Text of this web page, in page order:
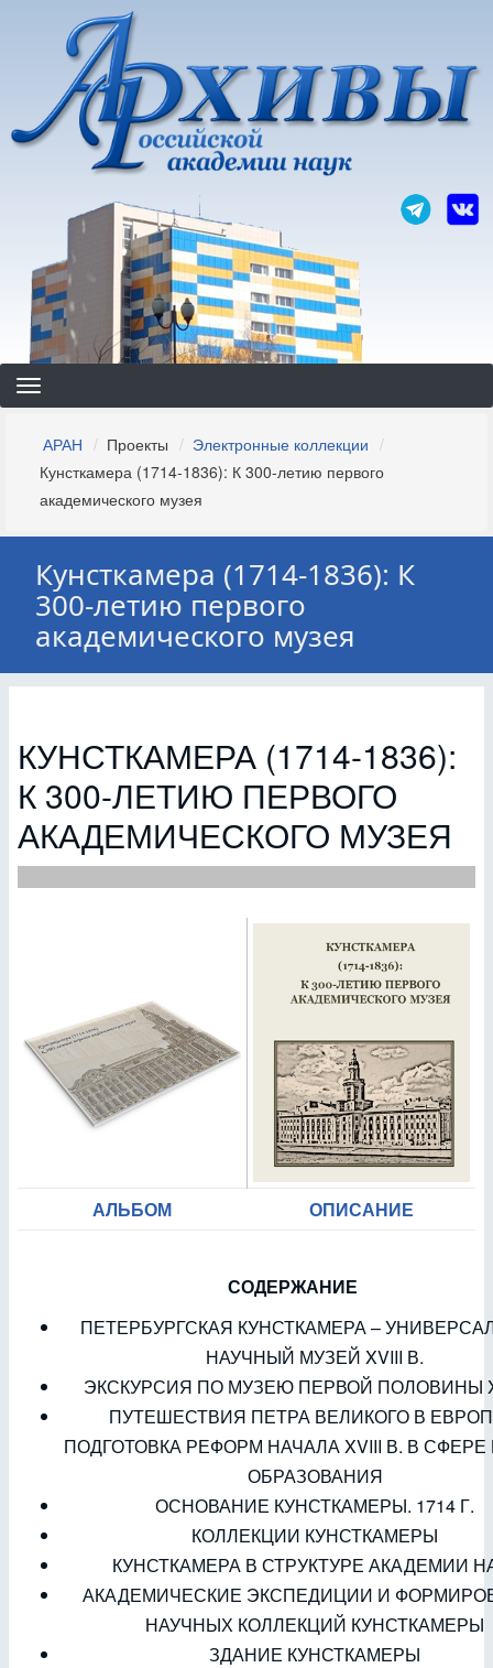
основному
содержанию
Строка
навигации
АРАН Проекты
Электронные коллекции
Кунсткамера (1714-1836): К 300-летию первого
академического музея
Кунсткамера (1714-1836): К
300-летию первого
академического музея
КУНСТКАМЕРА (1714-1836):
К 300-ЛЕТИЮ ПЕРВОГО
АКАДЕМИЧЕСКОГО МУЗЕЯ
АЛЬБОМ ОПИСАНИЕ
СОДЕРЖАНИЕ
ПЕТЕРБУРГСКАЯ КУНСТКАМЕРА –
НАУЧНЫЙ МУЗЕЙ XVIII В.
ЭКСКУРСИЯ ПО МУЗЕЮ ПЕРВОЙ ПОЛОВИНЫ
ПУТЕШЕСТВИЯ ПЕТРА ВЕЛИКОГО В
ПОДГОТОВКА РЕФОРМ НАЧАЛА XVIII В. В СФЕРЕ
ОБРАЗОВАНИЯ
ОСНОВАНИЕ КУНСТКАМЕРЫ. 1714 Г.
КОЛЛЕКЦИИ КУНСТКАМЕРЫ
КУНСТКАМЕРА В СТРУКТУРЕ АКАДЕМИИ
АКАДЕМИЧЕСКИЕ ЭКСПЕДИЦИИ И
НАУЧНЫХ КОЛЛЕКЦИЙ КУНСТКАМЕРЫ
ЗДАНИЕ КУНСТКАМЕРЫ